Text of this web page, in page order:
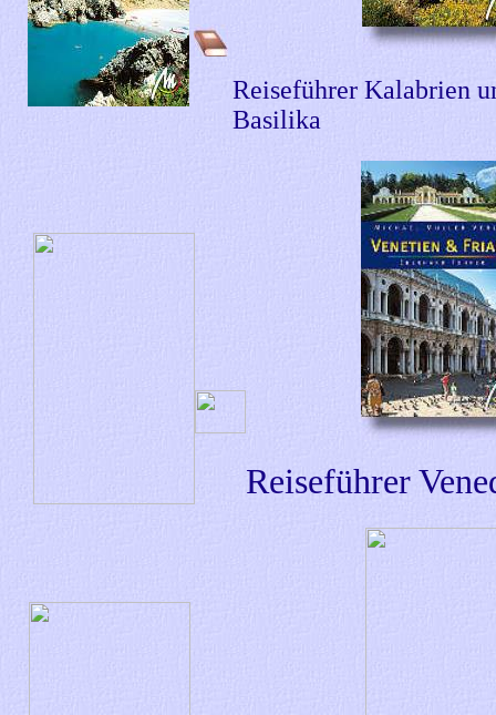
Reiseführer Kalabrien
Basilika
Reiseführer